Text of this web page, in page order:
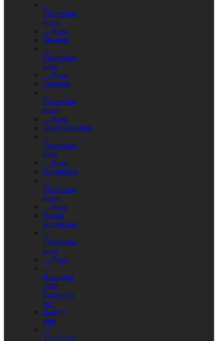
-
Туалетная
вода
- Духи
Модная
-
Туалетная
вода
- Духи
Топовая
-
Туалетная
вода
- Духи
Оригинальная
-
Туалетная
вода
- Духи
Недорогая
-
Туалетная
вода
- Духи
Новая
коллекция
-
Туалетная
вода
- Духи
-
Новинки
2018
Смотреть
все
Дьюти
фри
-
Туалетная